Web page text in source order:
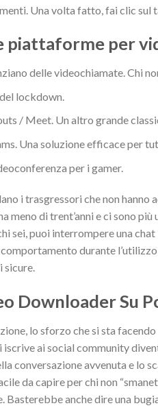
Una volta fatto, fai clic sul
piattaforme per
delle videochiamate. Chi
lockdown.
/ Meet. Un altro grande
Una soluzione efficace per
per i gamer.
i trasgressori che non hanno
meno di trent’anni e ci sono
sei, puoi interrompere una
durante
sicure.
Downloader Su
lo sforzo che si sta
iscrive ai social community
conversazione avvenuta e lo
da capire per chi non
Basterebbe anche dire una